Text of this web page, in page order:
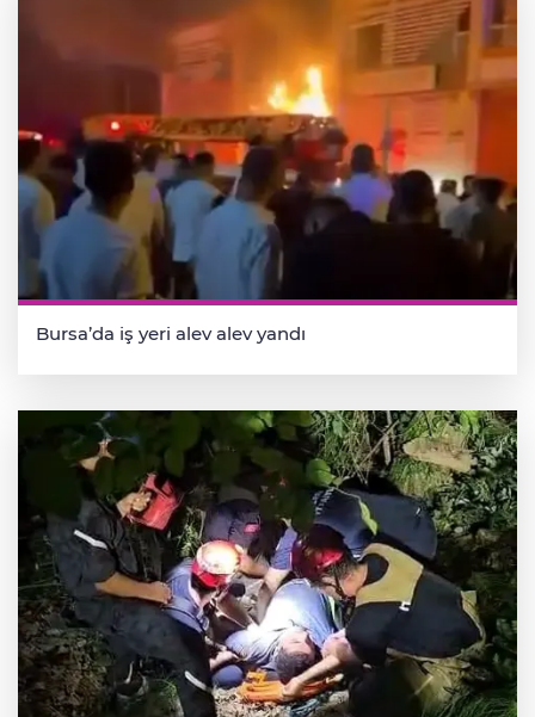
Bursa’da iş yeri alev alev yandı